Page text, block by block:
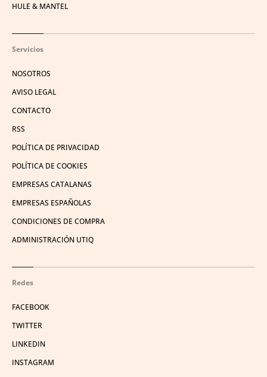
HULE & MANTEL
Servicios
NOSOTROS
AVISO LEGAL
CONTACTO
RSS
POLÍTICA DE PRIVACIDAD
POLÍTICA DE COOKIES
EMPRESAS CATALANAS
EMPRESAS ESPAÑOLAS
CONDICIONES DE COMPRA
ADMINISTRACIÓN UTIQ
Redes
FACEBOOK
TWITTER
LINKEDIN
INSTAGRAM